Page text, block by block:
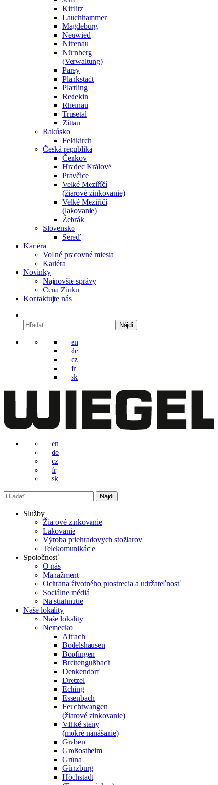
Kittlitz
Lauchhammer
Magdeburg
Neuwied
Nittenau
Nürnberg
(Verwaltung)
Parey
Plankstadt
Plattling
Redekin
Rheinau
Trusetal
Zittau
Rakúsko
Feldkirch
Česká republika
Čenkov
Hradec Králové
Pravčice
Velké Meziříčí
(žiarové zinkovanie)
Velké Meziříčí
(lakovanie)
Žebrák
Slovensko
Sereď
Kariéra
Voľné pracovné miesta
Kariéra
Novinky
Najnovšie správy
Cena Zinku
Kontaktujte nás
Hľadať:
en
de
cz
fr
sk
en
de
cz
fr
sk
Hľadať:
Služby
Žiarové zinkovanie
Lakovanie
Výroba priehradových stožiarov
Telekomunikácie
Spoločnosť
O nás
Manažment
Ochrana životného prostredia a udržateľnosť
Sociálne médiá
Na stiahnutie
Naše lokality
Naše lokality
Nemecko
Aitrach
Bodelshausen
Bopfingen
Breitengüßbach
Denkendorf
Dretzel
Eching
Essenbach
Feuchtwangen
(žiarové zinkovanie)
Vlhké steny
(mokré nanášanie)
Graben
Großostheim
Grüna
Günzburg
Höchstadt